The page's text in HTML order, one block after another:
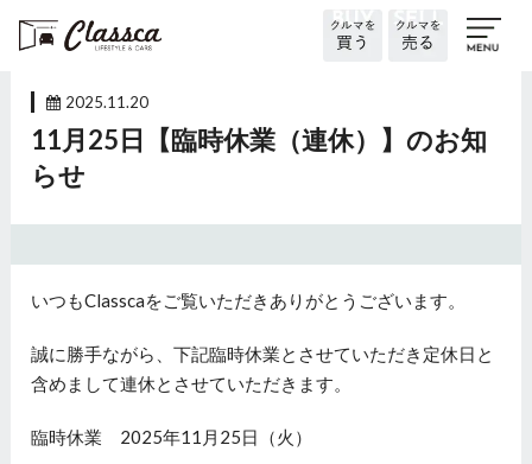
2025.11.20
11月25日【臨時休業（連休）】のお知
らせ
いつもClasscaをご覧いただきありがとうございます。
誠に勝手ながら、下記臨時休業とさせていただき定休日と
含めまして連休とさせていただきます。
臨時休業 2025年11月25日（火）